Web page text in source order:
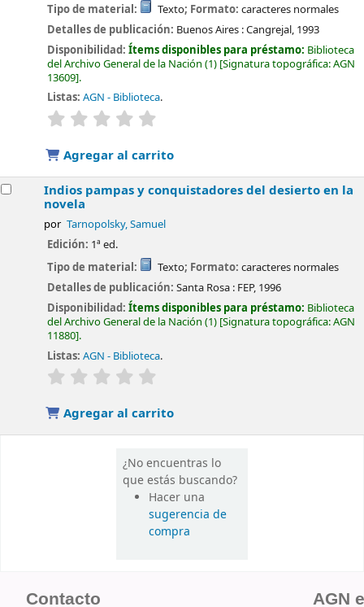
Tipo de material:
Texto; Formato: caracteres normales
Detalles de publicación: Buenos Aires :Cangrejal, 1993
Disponibilidad:Ítems disponibles para préstamo: Biblioteca
del Archivo General de la Nación (1) Signatura topográfica:AGN
13609 .
Listas: AGN - Biblioteca.
valoración
Agregar al carrito
Indios pampas y conquistadores del desierto en la
novela
por Tarnopolsky, Samuel
Edición: 1ª ed.
Tipo de material:
Texto; Formato: caracteres normales
Detalles de publicación:Santa Rosa : FEP, 1996
Disponibilidad:Ítems disponibles para préstamo: Biblioteca
del Archivo General de la Nación (1) Signatura topográfica:AGN
11880 .
Listas: AGN - Biblioteca.
valoración
Agregar al carrito
¿No encuentras lo
que estás buscando?
Hacer una
sugerencia de
compra
Contacto AGN